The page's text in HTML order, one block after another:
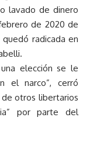
lavado de dinero
de 2020 de
quedó radicada en
elección se le
el narco”, cerró
otros libertarios
por parte del